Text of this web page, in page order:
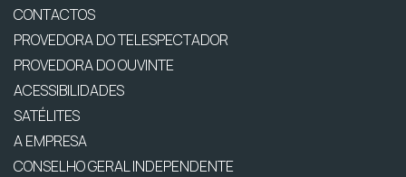
CONTACTOS
PROVEDORA DO TELESPECTADOR
PROVEDORA DO OUVINTE
ACESSIBILIDADES
SATÉLITES
A EMPRESA
CONSELHO GERAL INDEPENDENTE